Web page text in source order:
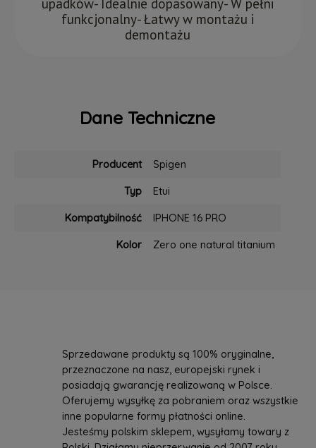
upadków- Idealnie dopasowany- W pełni
funkcjonalny- Łatwy w montażu i
demontażu
Dane Techniczne
Producent
Spigen
Typ
Etui
Kompatybilność
IPHONE 16 PRO
Kolor
Zero one natural titanium
Sprzedawane produkty są 100% oryginalne,
przeznaczone na nasz, europejski rynek i
posiadają gwarancję realizowaną w Polsce.
Oferujemy wysyłkę za pobraniem oraz wszystkie
inne popularne formy płatności online.
Jesteśmy polskim sklepem, wysyłamy towary z